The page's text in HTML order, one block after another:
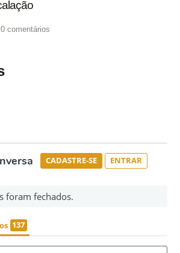
0 comentários